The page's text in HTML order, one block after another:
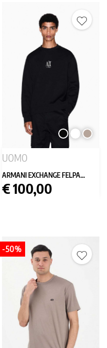
NEROBIANCO
UOMO
ARMANI EXCHANGE FELPA...
Prezzo
€ 100,00
-50%